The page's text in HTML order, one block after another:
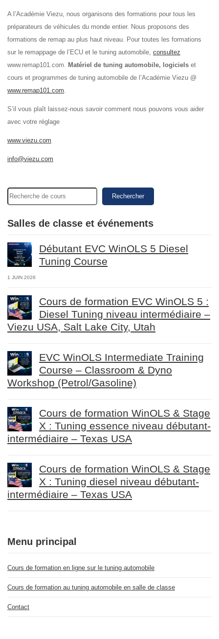
A l’Académie Viezu, nous organisons des formations pour tous les
préparateurs de véhicules du monde entier. Nous proposons des
formations de remap au plus haut niveau. Pour toutes les formations
sur le remappage de l’ECU et le tuning automobile, consultez
www.remap101.com. Matériel de tuning automobile, logiciels et
cours et programmes de tuning automobile de l’Académie Viezu @
www.remap101.com.
S’il vous plaît laissez-nous savoir comment nous pouvons vous aider
avec votre réglage
www.viezu.com
info@viezu.com
Rechercher
Salles de classe et événements
Débutant EVC WinOLS 5 Diesel
Tuning Course
1 JUIN 2026
Cours de formation EVC WinOLS 5 :
Diesel Tuning niveau intermédiaire –
Viezu USA, Salt Lake City, Utah
EVC WinOLS Intermediate Training
Course – Classroom & Dyno
Workshop (Petrol/Gasoline)
Cours de formation WinOLS & Stage
X : Tuning essence niveau débutant-
intermédiaire – Texas USA
Cours de formation WinOLS & Stage
X : Tuning diesel niveau débutant-
intermédiaire – Texas USA
Menu principal
Cours de formation en ligne sur le tuning automobile
Cours de formation au tuning automobile en salle de classe
Contact